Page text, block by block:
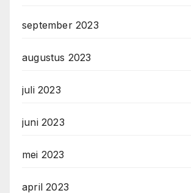
september 2023
augustus 2023
juli 2023
juni 2023
mei 2023
april 2023